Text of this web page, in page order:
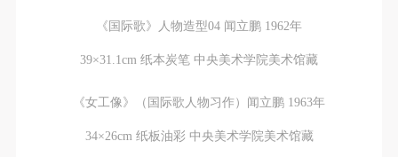
《国际歌》人物造型04 闻立鹏 1962年
39×31.1cm 纸本炭笔 中央美术学院美术馆藏
《女工像》（国际歌人物习作）闻立鹏 1963年
34×26cm 纸板油彩 中央美术学院美术馆藏